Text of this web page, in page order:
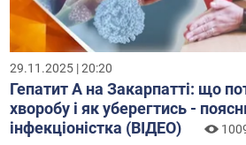
29.11.2025 | 20:20
Гепатит А на Закарпатті: що
хворобу і як уберегтись -
інфекціоністка (ВІДЕО)